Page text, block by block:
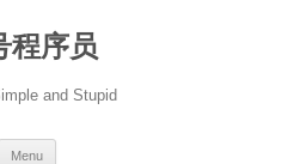
程序员
and Stupid
Menu